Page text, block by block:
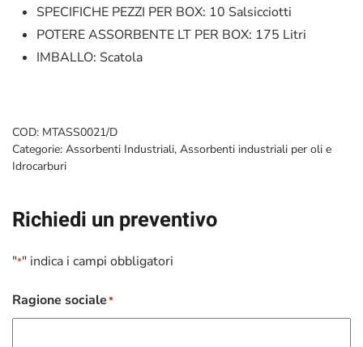
SPECIFICHE PEZZI PER BOX: 10 Salsicciotti
POTERE ASSORBENTE LT PER BOX: 175 Litri
IMBALLO: Scatola
COD: MTASS0021/D
Categorie: Assorbenti Industriali, Assorbenti industriali per oli e
Idrocarburi
Richiedi un preventivo
"*" indica i campi obbligatori
Ragione sociale*